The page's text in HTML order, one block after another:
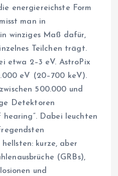
energiereichste Form
man in
winziges Maß dafür,
Teilchen trägt.
etwa 2–3 eV. AstroPix
eV (20–700 keV).
500.000 und
Detektoren
hearing“. Dabei leuchten
kurze, aber
(GRBs),
und